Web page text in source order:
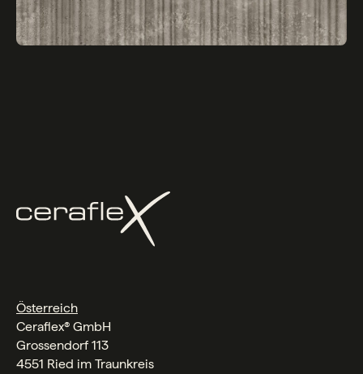
Österreich
Ceraflex® GmbH
Grossendorf 113
4551 Ried im Traunkreis